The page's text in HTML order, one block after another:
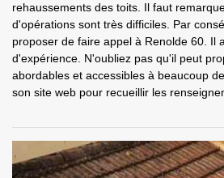
rehaussements des toits. Il faut
d'opérations sont très difficiles. Par
proposer de faire appel à Renolde 60. Il
d'expérience. N'oubliez pas qu'il peut
abordables et accessibles à beaucoup
son site web pour recueillir les